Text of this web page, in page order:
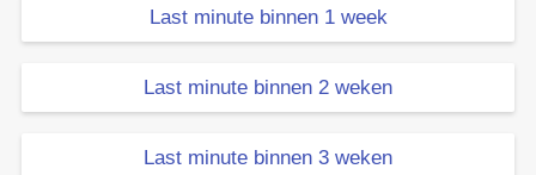
Last minute binnen 1 week
Last minute binnen 2 weken
Last minute binnen 3 weken